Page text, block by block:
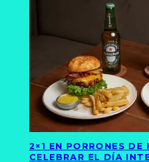
2×1 EN PORRONES DE
CELEBRAR EL DÍA